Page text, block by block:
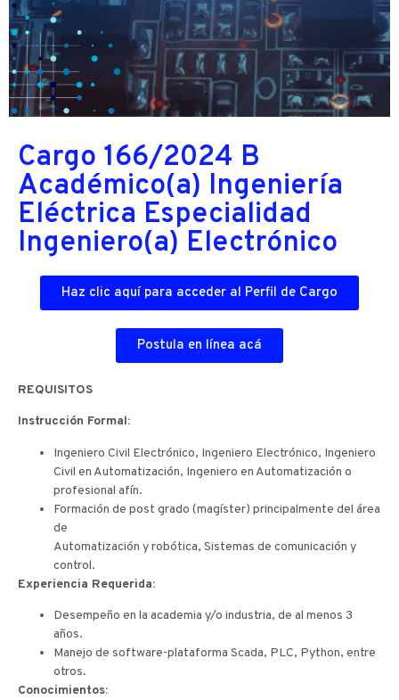
Cargo 166/2024 B
Académico(a) Ingeniería
Eléctrica Especialidad
Ingeniero(a) Electrónico
Haz clic aquí para acceder al Perfil de Cargo
Postula en línea acá
REQUISITOS
Instrucción Formal:
Ingeniero Civil Electrónico, Ingeniero Electrónico, Ingeniero
Civil en Automatización, Ingeniero en Automatización o
profesional afín.
Formación de post grado (magíster) principalmente del área
de
Automatización y robótica, Sistemas de comunicación y
control.
Experiencia Requerida:
Desempeño en la academia y/o industria, de al menos 3
años.
Manejo de software-plataforma Scada, PLC, Python, entre
otros.
Conocimientos: